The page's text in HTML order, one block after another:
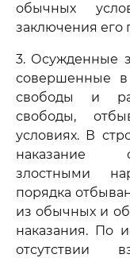
обычных
заключения его
3. Осужденные
совершенные
свободы и
свободы,
условиях. В
наказание
злостными
порядка
из обычных и
наказания. По
отсутствии